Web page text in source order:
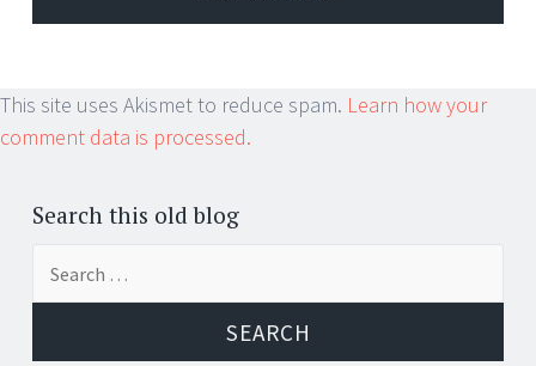
This site uses Akismet to reduce spam. Learn how your
comment data is processed.
Search this old blog